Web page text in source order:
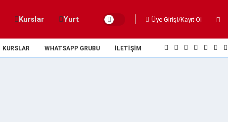
Kurslar Yurt Üye Girişi/Kayıt Ol
KURSLAR WHATSAPP GRUBU İLETIŞIM